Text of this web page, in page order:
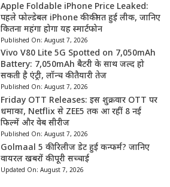
Apple Foldable iPhone Price Leaked:
पहले फोल्डेबल iPhone की कीमत हुई लीक, जानिए
कितना महंगा होगा यह स्मार्टफोन
Published On: August 7, 2026
Vivo V80 Lite 5G Spotted on 7,050mAh
Battery: 7,050mAh बैटरी के साथ जल्द हो
सकती है एंट्री, लॉन्च की तैयारी तेज
Published On: August 7, 2026
Friday OTT Releases: इस शुक्रवार OTT पर
धमाका, Netflix से ZEE5 तक आ रहीं 8 नई
फिल्में और वेब सीरीज
Published On: August 7, 2026
Golmaal 5 की रिलीज डेट हुई कन्फर्म? जानिए
वायरल खबरों की पूरी सच्चाई
Updated On: August 7, 2026